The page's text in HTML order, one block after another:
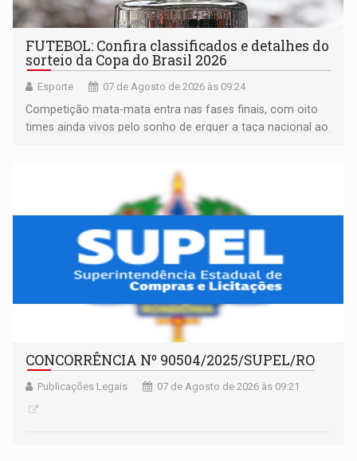
FUTEBOL: Confira classificados e detalhes do
sorteio da Copa do Brasil 2026
Esporte 07 de Agosto de 2026 às 09:24
Competição mata-mata entra nas fases finais, com oito
times ainda vivos pelo sonho de erguer a taça nacional ao
CONCORRÊNCIA Nº 90504/2025/SUPEL/RO
Publicações Legais 07 de Agosto de 2026 às 09:21